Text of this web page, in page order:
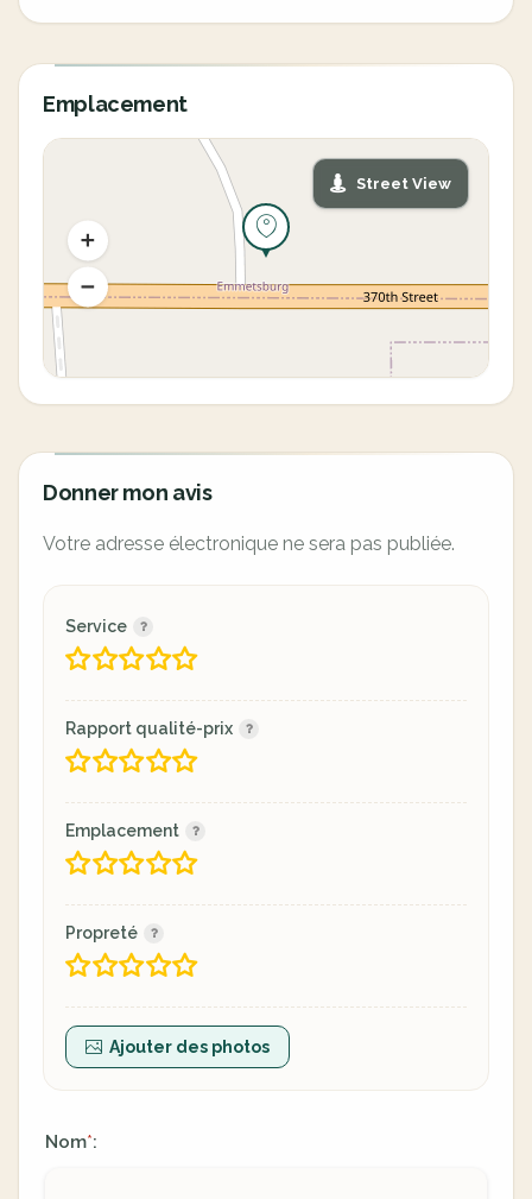
Emplacement
Street View
Donner mon avis
Votre adresse électronique ne sera pas publiée.
Service
Rapport qualité-prix
Emplacement
Propreté
Ajouter des photos
Nom*: